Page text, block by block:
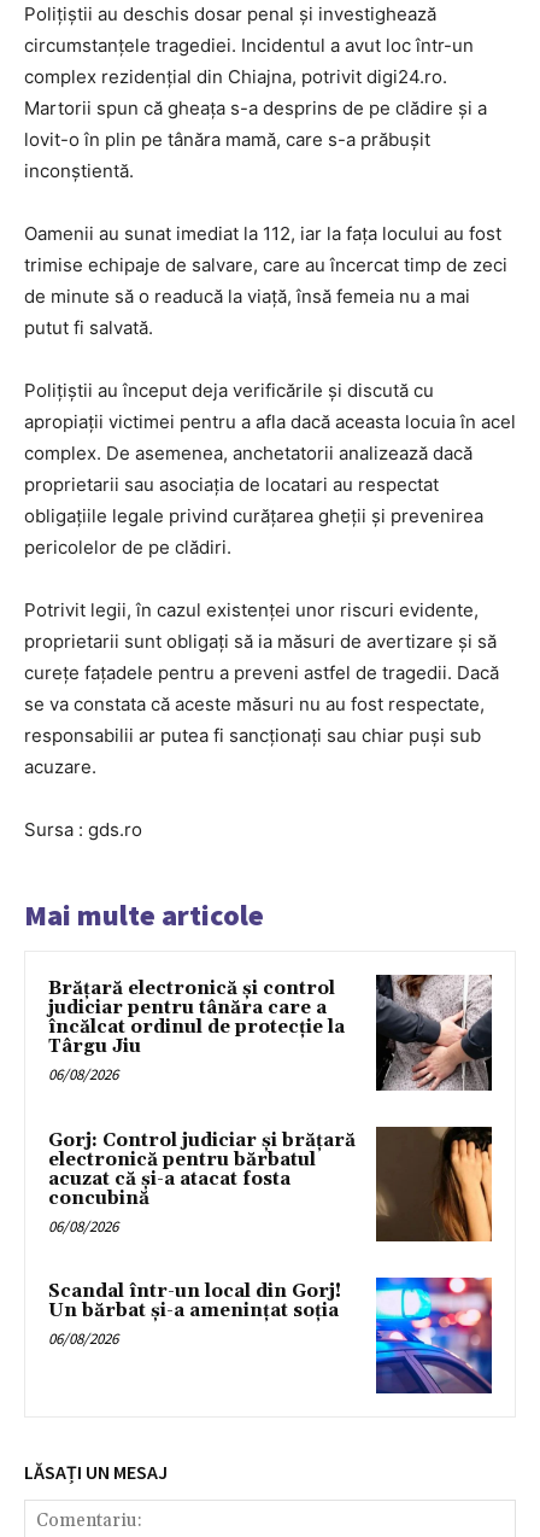
Polițiștii au deschis dosar penal și investighează
circumstanțele tragediei. Incidentul a avut loc într-un
complex rezidențial din Chiajna, potrivit digi24.ro.
Martorii spun că gheața s-a desprins de pe clădire și a
lovit-o în plin pe tânăra mamă, care s-a prăbușit
inconștientă.
Oamenii au sunat imediat la 112, iar la fața locului au fost
trimise echipaje de salvare, care au încercat timp de zeci
de minute să o readucă la viață, însă femeia nu a mai
putut fi salvată.
Polițiștii au început deja verificările și discută cu
apropiații victimei pentru a afla dacă aceasta locuia în acel
complex. De asemenea, anchetatorii analizează dacă
proprietarii sau asociația de locatari au respectat
obligațiile legale privind curățarea gheții și prevenirea
pericolelor de pe clădiri.
Potrivit legii, în cazul existenței unor riscuri evidente,
proprietarii sunt obligați să ia măsuri de avertizare și să
curețe fațadele pentru a preveni astfel de tragedii. Dacă
se va constata că aceste măsuri nu au fost respectate,
responsabilii ar putea fi sancționați sau chiar puși sub
acuzare.
Sursa : gds.ro
Mai multe articole
Brățară electronică și control
judiciar pentru tânăra care a
încălcat ordinul de protecție la
Târgu Jiu
06/08/2026
Gorj: Control judiciar și brățară
electronică pentru bărbatul
acuzat că și-a atacat fosta
concubină
06/08/2026
Scandal într-un local din Gorj!
Un bărbat și-a amenințat soția
06/08/2026
LĂSAȚI UN MESAJ